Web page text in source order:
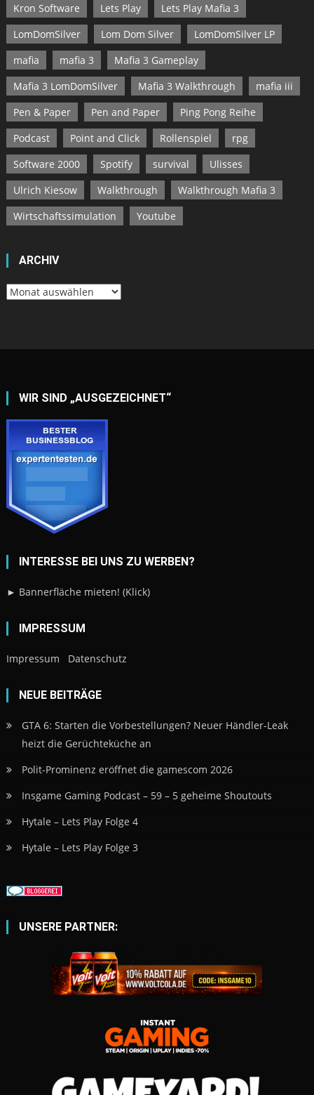
Kron Software
Lets Play
Lets Play Mafia 3
LomDomSilver
Lom Dom Silver
LomDomSilver LP
mafia
mafia 3
Mafia 3 Gameplay
Mafia 3 LomDomSilver
Mafia 3 Walkthrough
mafia iii
Pen & Paper
Pen and Paper
Ping Pong Reihe
Podcast
Point and Click Rollenspiel
rpg
Software 2000
Spotify survival
Ulisses
Ulrich Kiesow
Walkthrough
Walkthrough Mafia 3
Wirtschaftssimulation
Youtube
ARCHIV
Archiv
WIR SIND „AUSGEZEICHNET“
INTERESSE BEI UNS ZU WERBEN?
► Bannerfläche mieten! (Klick)
IMPRESSUM
Impressum Datenschutz
NEUE BEITRÄGE
GTA 6: Starten die Vorbestellungen? Neuer Händler-Leak
heizt die Gerüchteküche an
Polit-Prominenz eröffnet die gamescom 2026
Insgame Gaming Podcast – 59 – 5 geheime Shoutouts
Hytale – Lets Play Folge 4
Hytale – Lets Play Folge 3
UNSERE PARTNER: